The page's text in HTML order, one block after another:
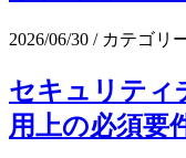
2026/06/30 / カテゴリ
セキュリティ
用上の必須要